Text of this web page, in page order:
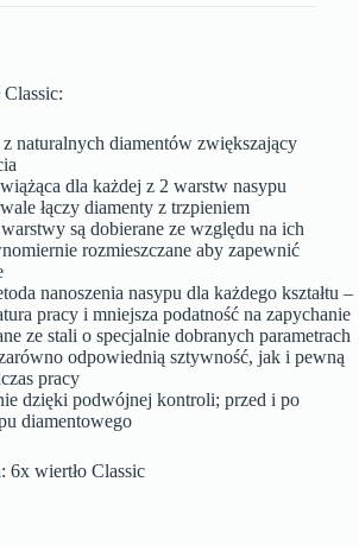
z naturalnych diamentów zwiększający
dla każdej z 2 warstw nasypu
łączy diamenty z trzpieniem
są dobierane ze względu na ich
rozmieszczane aby zapewnić
nanoszenia nasypu dla każdego kształtu –
pracy i mniejsza podatność na zapychanie
ze stali o specjalnie dobranych parametrach
odpowiednią sztywność, jak i pewną
pracy
dzięki podwójnej kontroli; przed i po
diamentowego
6x wiertło Classic